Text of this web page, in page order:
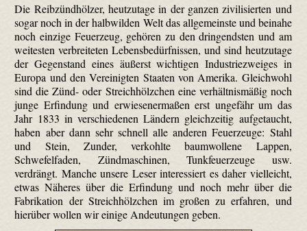
Die Reibzündhölzer, heutzutage in der ganzen zivilisierten und
sogar noch in der halbwilden Welt das allgemeinste und beinahe
noch einzige Feuerzeug, gehören zu den dringendsten und am
weitesten verbreiteten Lebensbedürfnissen, und sind heutzutage
der Gegenstand eines äußerst wichtigen Industriezweiges in
Europa und den Vereinigten Staaten von Amerika. Gleichwohl
sind die Zünd- oder Streichhölzchen eine verhältnismäßig noch
junge Erfindung und erwiesenermaßen erst ungefähr um das
Jahr 1833 in verschiedenen Ländern gleichzeitig aufgetaucht,
haben aber dann sehr schnell alle anderen Feuerzeuge: Stahl
und Stein, Zunder, verkohlte baumwollene Lappen,
Schwefelfaden, Zündmaschinen, Tunkfeuerzeuge usw.
verdrängt. Manche unsere Leser interessiert es daher vielleicht,
etwas Näheres über die Erfindung und noch mehr über die
Fabrikation der Streichhölzchen im großen zu erfahren, und
hierüber wollen wir einige Andeutungen geben.